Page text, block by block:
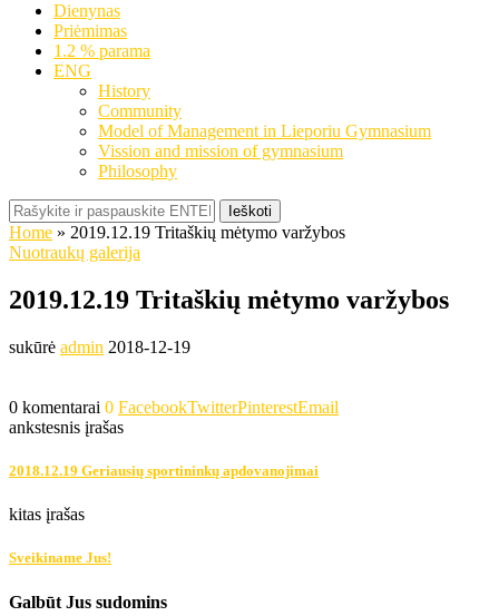
Dienynas
Priėmimas
1.2 % parama
ENG
History
Community
Model of Management in Lieporiu Gymnasium
Vission and mission of gymnasium
Philosophy
Ieškoti
Home » 2019.12.19 Tritaškių mėtymo varžybos
Nuotraukų galerija
2019.12.19 Tritaškių mėtymo varžybos
sukūrė admin 2018-12-19
0 komentarai 0 FacebookTwitterPinterestEmail
ankstesnis įrašas
2018.12.19 Geriausių sportininkų apdovanojimai
kitas įrašas
Sveikiname Jus!
Galbūt Jus sudomins